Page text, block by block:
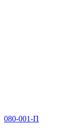
080-001-П